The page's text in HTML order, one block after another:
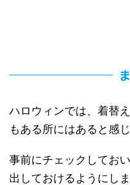
ハロウィンでは、着替
もある所にはあると感じ
事前にチェックしてお
出しておけるようにしま